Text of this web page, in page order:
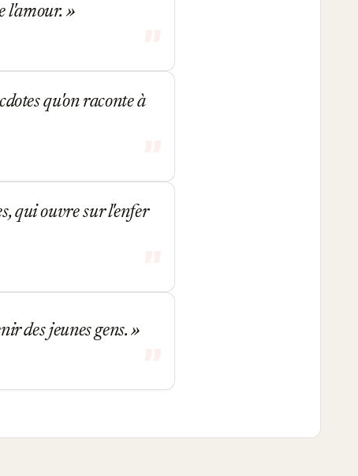
l'amour.
qu'on raconte à
qui ouvre sur l'enfer
des jeunes gens.